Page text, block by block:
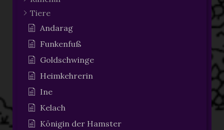
Tiere
Andarag
Funkenfuß
Goldschwinge
Heimkehrerin
Ine
Kelach
Königin der Hamster